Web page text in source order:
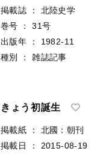
掲載誌 ：
北陸史学
巻号
：
31号
出版年
：
1982-11
種別
： 雑誌記事
きょう初誕生
掲載紙 ：
北國：朝刊
掲載日
：
2015-08-19